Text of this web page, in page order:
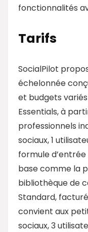
fonctionnalités
Tarifs
SocialPilot
échelonnée
et budgets
Essentials, à
professionnels
sociaux, 1
formule
base comme la
bibliothèque de
Standard,
convient aux
sociaux, 3